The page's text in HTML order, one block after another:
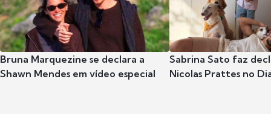
Bruna Marquezine se declara a
Shawn Mendes em vídeo especial
Sabrina Sato faz
Nicolas Prattes no